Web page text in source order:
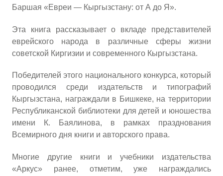
Баршая «Евреи — Кыргызстану: от А до Я».
Эта книга рассказывает о вкладе представителей
еврейского народа в различные сферы жизни
советской Киргизии и современного Кыргызстана.
Победителей этого национального конкурса, который
проводился среди издательств и типографий
Кыргызстана, награждали в Бишкеке, на территории
Республиканской библиотеки для детей и юношества
имени К. Баялинова, в рамках празднования
Всемирного дня книги и авторского права.
Многие другие книги и учебники издательства
«Аркус» ранее, отметим, уже награждались